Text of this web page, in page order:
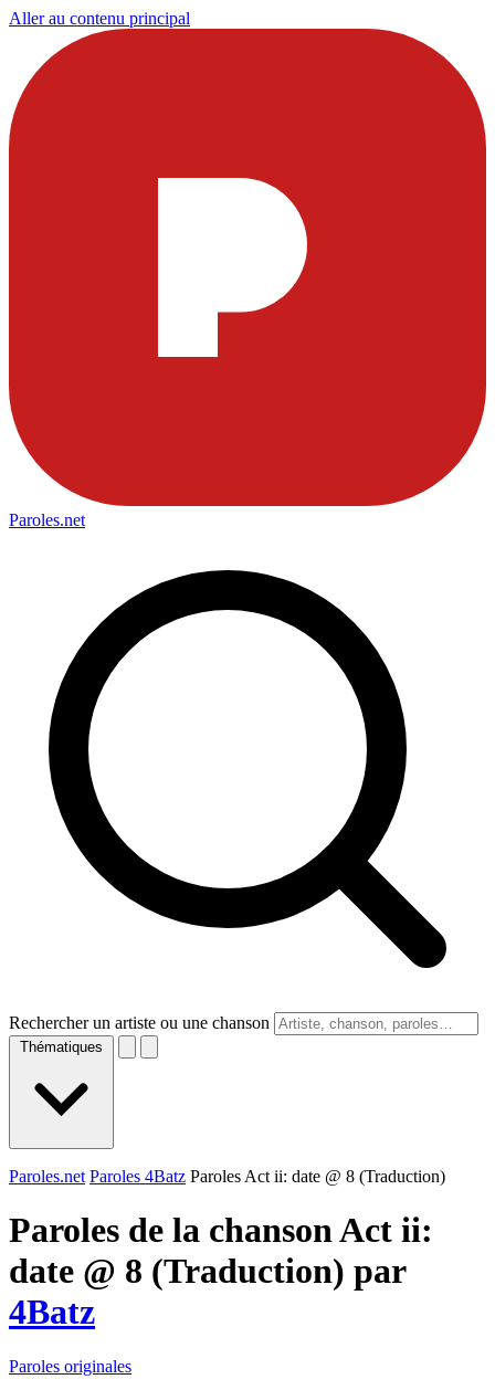
Aller au contenu principal
Paroles.net
Rechercher un artiste ou une chanson
Thématiques
Paroles.net Paroles 4Batz Paroles Act ii: date @ 8 (Traduction)
Paroles de la chanson Act ii:
date @ 8 (Traduction) par
4Batz
Paroles originales